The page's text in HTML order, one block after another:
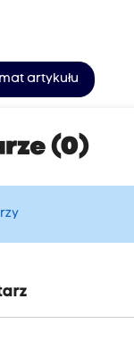
artykułu
(0)